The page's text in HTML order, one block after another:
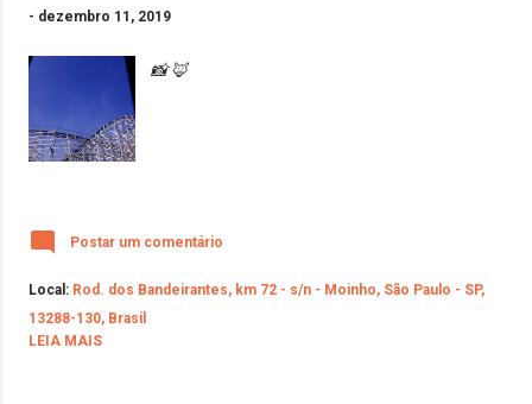
- dezembro 11, 2019
📸 🦊
Postar um comentário
Local: Rod. dos Bandeirantes, km 72 - s/n - Moinho, São Paulo - SP,
13288-130, Brasil
LEIA MAIS